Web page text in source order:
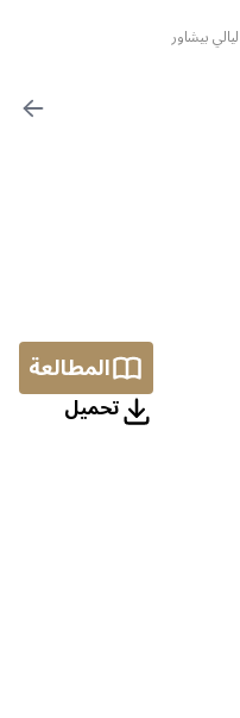
ليالي بيشاور
المطالعة
تحمیل